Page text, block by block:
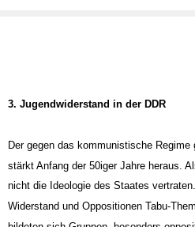
Der gegen das kommunistische
stärkt Anfang der 50iger Jahre heraus.
nicht die Ideologie des Staates vertraten.
Widerstand und Oppositionen Tabu-